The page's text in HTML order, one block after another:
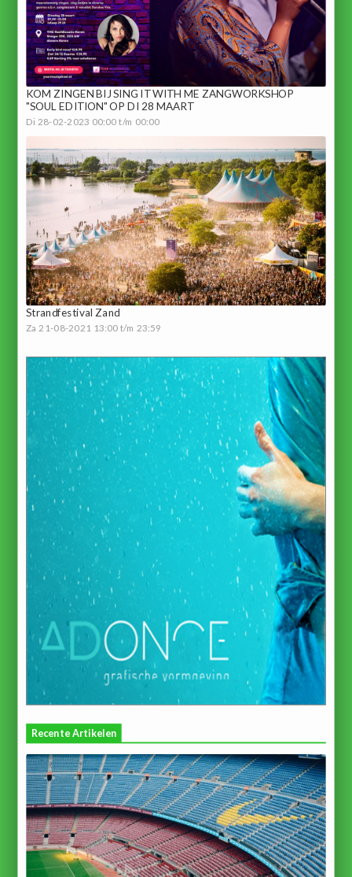
KOM ZINGEN BIJ SING IT WITH ME ZANGWORKSHOP
"SOUL EDITION" OP DI 28 MAART
Di 28-02-2023 00:00 t/m 00:00
Strandfestival Zand
Za 21-08-2021 13:00 t/m 23:59
Recente Artikelen